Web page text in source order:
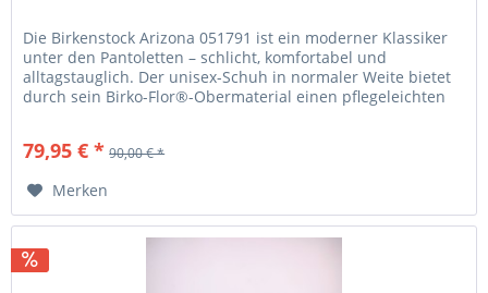
Die Birkenstock Arizona 051791 ist ein moderner Klassiker
unter den Pantoletten – schlicht, komfortabel und
alltagstauglich. Der unisex-Schuh in normaler Weite bietet
durch sein Birko-Flor®-Obermaterial einen pflegeleichten
79,95 € * 90,00 € *
Merken